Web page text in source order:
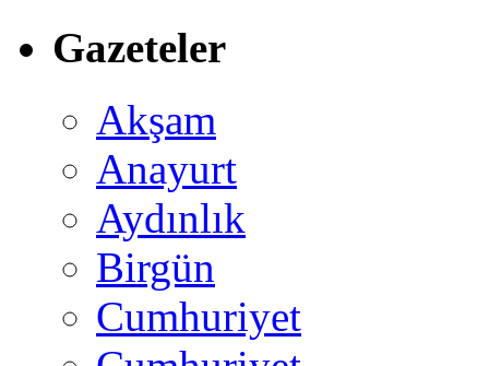
Gazeteler
Akşam
Anayurt
Aydınlık
Birgün
Cumhuriyet